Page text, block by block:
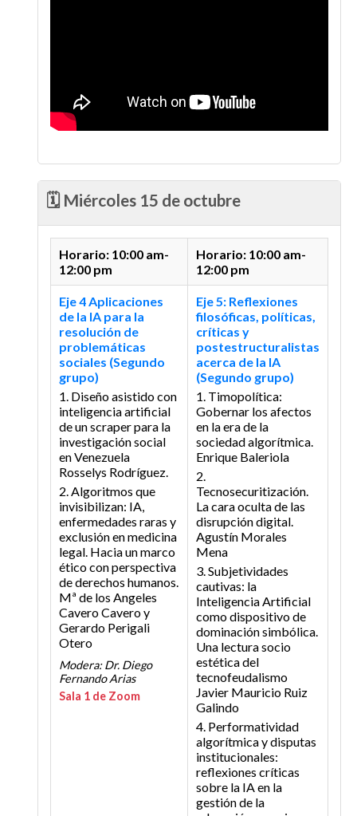
🗓️ Miércoles 15 de octubre
Horario: 10:00 am-
12:00 pm
Horario: 10:00 am-
12:00 pm
Eje 4 Aplicaciones
de la IA para la
resolución de
problemáticas
sociales (Segundo
grupo)
1. Diseño asistido con
inteligencia artificial
de un scraper para la
investigación social
en Venezuela
Rosselys Rodríguez.
2. Algoritmos que
invisibilizan: IA,
enfermedades raras y
exclusión en medicina
legal. Hacia un marco
ético con perspectiva
de derechos humanos.
Mª de los Angeles
Cavero Cavero y
Gerardo Perigali
Otero
Modera: Dr. Diego
Fernando Arias
Sala 1 de Zoom
Eje 5: Reflexiones
filosóficas, políticas,
críticas y
postestructuralistas
acerca de la IA
(Segundo grupo)
1. Timopolítica:
Gobernar los afectos
en la era de la
sociedad algorítmica.
Enrique Baleriola
2.
Tecnosecuritización.
La cara oculta de las
disrupción digital.
Agustín Morales
Mena
3. Subjetividades
cautivas: la
Inteligencia Artificial
como dispositivo de
dominación simbólica.
Una lectura socio
estética del
tecnofeudalismo
Javier Mauricio Ruiz
Galindo
4. Performatividad
algorítmica y disputas
institucionales:
reflexiones críticas
sobre la IA en la
gestión de la